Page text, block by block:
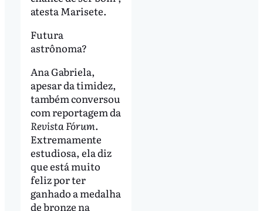
atesta Marisete.
Futura
astrônoma?
Ana Gabriela,
apesar da timidez,
também conversou
com reportagem da
Revista Fórum.
Extremamente
estudiosa, ela diz
que está muito
feliz por ter
ganhado a medalha
de bronze na